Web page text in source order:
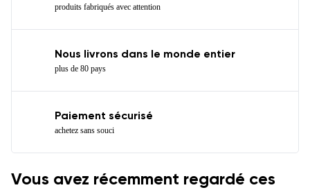
produits fabriqués avec attention
Nous livrons dans le monde entier
plus de 80 pays
Paiement sécurisé
achetez sans souci
Vous avez récemment regardé ces